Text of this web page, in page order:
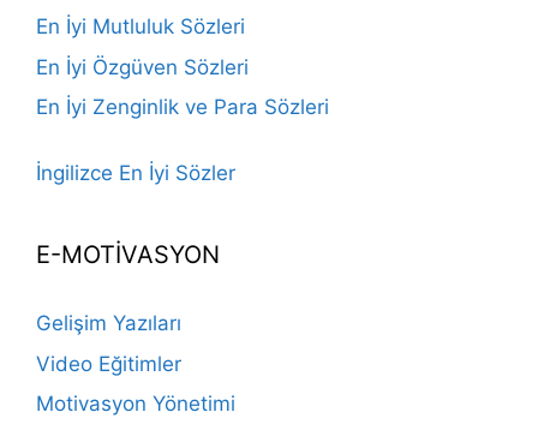
En İyi Mutluluk Sözleri
En İyi Özgüven Sözleri
En İyi Zenginlik ve Para Sözleri
İngilizce En İyi Sözler
E-MOTİVASYON
Gelişim Yazıları
Video Eğitimler
Motivasyon Yönetimi